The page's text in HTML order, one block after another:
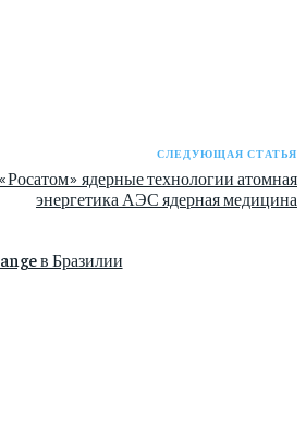
СЛЕДУЮЩАЯ СТАТЬЯ
ядерные технологии атомная
энергетика АЭС ядерная медицина
в Бразилии